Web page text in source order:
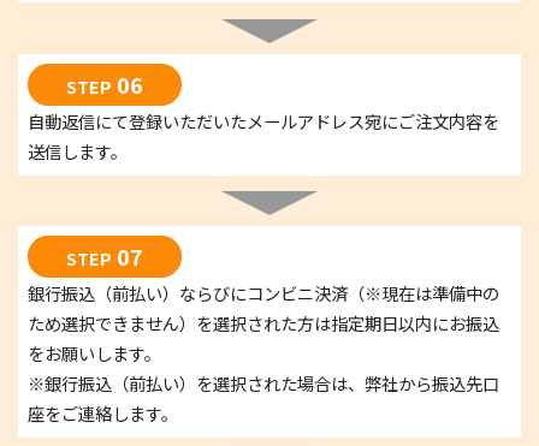
STEP 06
自動返信にて登録いただいたメールアドレス宛にご注文内容を
送信します。
STEP 07
銀行振込（前払い）ならびにコンビニ決済（※現在は準備中の
ため選択できません）を選択された方は指定期日以内にお振込
をお願いします。
※銀行振込（前払い）を選択された場合は、弊社から振込先口
座をご連絡します。